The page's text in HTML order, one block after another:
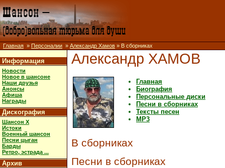
Главная » Персоналии » Александр Хамов » В сборниках
Информация
Новости
Новое в шансоне
Наши друзья
Анонсы
Афиша
Награды
Дискография
Шансон X
Истоки
Военный шансон
Песни цыган
Барды
Ретро, эстрада ...
Архив
Александр ХАМОВ
Главная
Биография
Персональные диски
Песни в сборниках
Тексты песен
MP3
В сборниках
Песни в сборниках